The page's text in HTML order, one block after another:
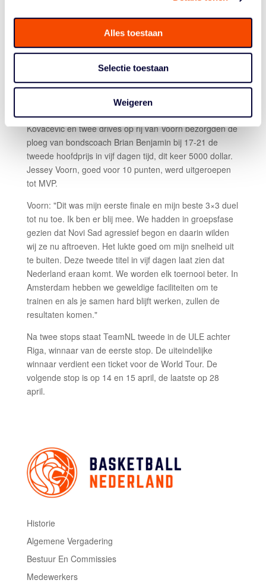
Alles toestaan
Selectie toestaan
Weigeren
jaren een topteam in 3×3. Punt voor punt werd de 14-8
achterstand weggewerkt en bij 15-15 na en score van
Strahinja Milosevic was alles weer mogelijk. De 15-16
fout die Slagter twee vrije worpen opleverde. De
voormalig 5-5 international, die als 3×3 speler aan een
nieuwe carrière is begonnen, faalde niet (15-18) en
pakte daarna meteen een cruciale steal. Een score van
Kovacevic en twee drives op rij van Voorn bezorgden de
ploeg van bondscoach Brian Benjamin bij 17-21 de
tweede hoofdprijs in vijf dagen tijd, dit keer 5000 dollar.
Jessey Voorn, goed voor 10 punten, werd uitgeroepen
tot MVP.
Voorn: "Dit was mijn eerste finale en mijn beste 3×3 duel
tot nu toe. Ik ben er blij mee. We hadden in groepsfase
gezien dat Novi Sad agressief begon en daarin wilden
wij ze nu aftroeven. Het lukte goed om mijn snelheid uit
te buiten. Deze tweede titel in vijf dagen laat zien dat
Nederland eraan komt. We worden elk toernooi beter. In
Amsterdam hebben we geweldige faciliteiten om te
trainen en als je samen hard blijft werken, zullen de
resultaten komen."
Na twee stops staat TeamNL tweede in de ULE achter
Riga, winnaar van de eerste stop. De uiteindelijke
winnaar verdient een ticket voor de World Tour. De
volgende stop is op 14 en 15 april, de laatste op 28
april.
Historie
Algemene Vergadering
Bestuur En Commissies
Medewerkers